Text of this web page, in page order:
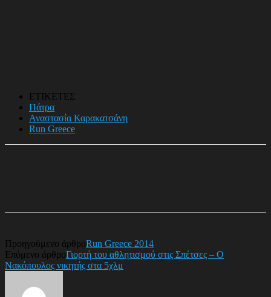
ΕΤΙΚΕΤΕΣ
Πάτρα
Αναστασία Καρακατσάνη
Run Greece
Προηγούμενο άρθροRun Greece 2014
Επόμενο άρθροΓιορτή του αθλητισμού στις Σπέτσες – Ο
Νακόπουλος νικητής στα 5χλμ